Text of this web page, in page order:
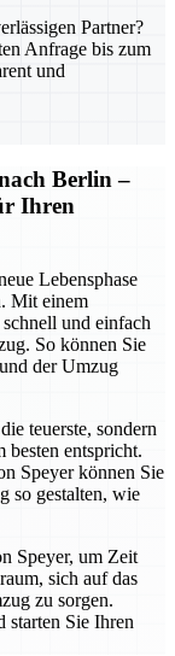
Partner?
Anfrage bis zum
und
Berlin –
Ihren
Lebensphase
Mit einem
und einfach
So können Sie
der Umzug
teuerste, sondern
entspricht.
Speyer können Sie
so gestalten, wie
Speyer, um Zeit
sich auf das
zu sorgen.
starten Sie Ihren